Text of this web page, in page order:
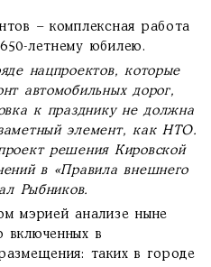
– комплексная работа
летнему юбилею.
нацпроектов, которые
автомобильных дорог,
к празднику не должна
элемент, как НТО.
решения Кировской
в «Правила внешнего
Рыбников.
мэрией анализе ныне
в
таких в городе